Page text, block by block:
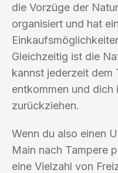
die Vorzüge der
organisiert und hat
Gleichzeitig ist die
kannst jederzeit dem
entkommen und dich
zurückziehen.
Wenn du also einen
Main nach Tampere
eine Vielzahl von